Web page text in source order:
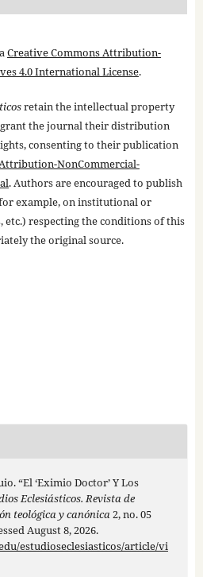
Creative Commons Attribution-
4.0 International License.
retain the intellectual property
the journal their distribution
consenting to their publication
NonCommercial-
. Authors are encouraged to publish
example, on institutional or
etc.) respecting the conditions of this
the original source.
“El ‘Eximio Doctor’ Y Los
Eclesiásticos. Revista de
teológica y canónica2, no. 05
August 8, 2026.
estudioseclesiasticos/article/vi